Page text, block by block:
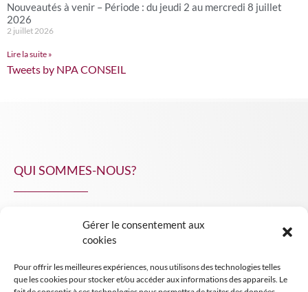
Gérer le consentement aux
cookies
Pour offrir les meilleures expériences, nous utilisons des technologies telles
que les cookies pour stocker et/ou accéder aux informations des appareils. Le
Nouveautés à venir – Période : du jeudi 2 au mercredi 8 juillet
2026
2 juillet 2026
Lire la suite »
Tweets by NPA CONSEIL
QUI SOMMES-NOUS?
INSIGHT NPA